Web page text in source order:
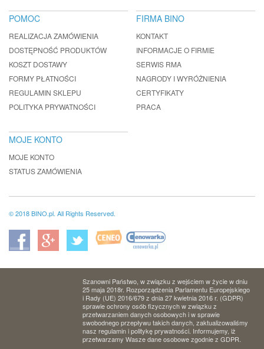
POMOC
REALIZACJA ZAMÓWIENIA
DOSTĘPNOŚĆ PRODUKTÓW
KOSZT DOSTAWY
FORMY PŁATNOŚCI
REGULAMIN SKLEPU
POLITYKA PRYWATNOŚCI
FIRMA BINO
KONTAKT
INFORMACJE O FIRMIE
SERWIS RMA
NAGRODY I WYRÓŻNIENIA
CERTYFIKATY
PRACA
MOJE KONTO
MOJE KONTO
STATUS ZAMÓWIENIA
© 2018 BINO.pl. All Rights Reserved.
Szanowni Państwo, w związku z wejściem w życie w dniu
25 maja 2018r. Rozporządzenia Parlamentu Europejskiego
i Rady (UE) 2016/679 z dnia 27 kwietnia 2016 r. (GDPR)
sprawie ochrony osób fizycznych w związku z
przetwarzaniem danych osobowych i w sprawie
swobodnego przepływu takich danych, zaktualizowaliśmy
nasz regulamin i politykę prywatności. Informujemy, iż
przetwarzamy Wasze dane osobowe zgodnie z GDPR.